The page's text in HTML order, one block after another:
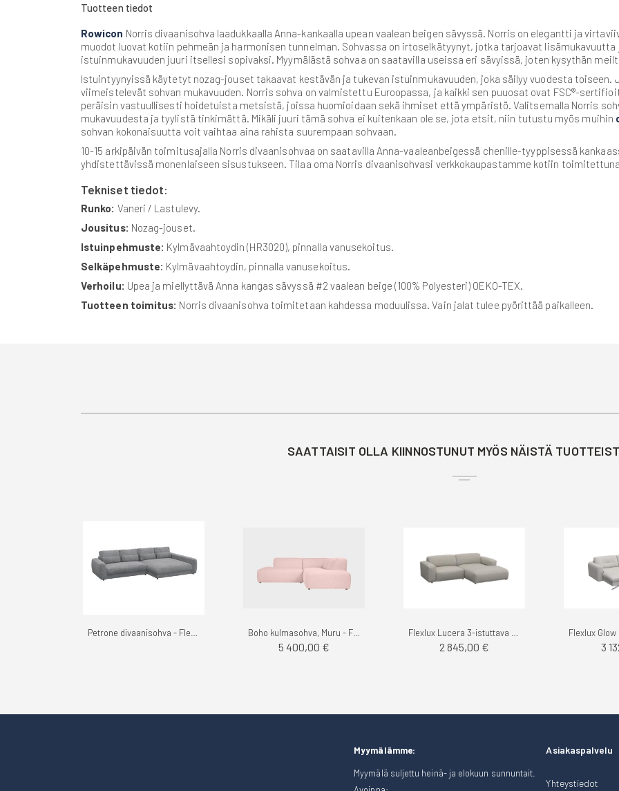
Tuotteen tiedot
Rowicon Norris divaanisohva laadukkaalla Anna-kankaalla upean vaalean beigen sävyssä. Norris on elegantti ja
muodot luovat kotiin pehmeän ja harmonisen tunnelman. Sohvassa on irtoselkätyynyt, jotka tarjoavat
istuinmukavuuden juuri itsellesi sopivaksi. Myymälästä sohvaa on saatavilla useissa eri sävyissä, joten kysythän
Istuintyynyissä käytetyt nozag-jouset takaavat kestävän ja tukevan istuinmukavuuden, joka säilyy vuodesta toiseen.
viimeistelevät sohvan mukavuuden. Norris sohva on valmistettu Euroopassa, ja kaikki sen puuosat ovat FSC®-
peräisin vastuullisesti hoidetuista metsistä, joissa huomioidaan sekä ihmiset että ympäristö. Valitsemalla Norris
mukavuudesta ja tyylistä tinkimättä. Mikäli juuri tämä sohva ei kuitenkaan ole se, jota etsit, niin tutustu myös muihin
sohvan kokonaisuutta voit vaihtaa aina rahista suurempaan sohvaan.
10-15 arkipäivän toimitusajalla Norris divaanisohvaa on saatavilla Anna-vaaleanbeigessä chenille-tyyppisessä
yhdistettävissä monenlaiseen sisustukseen. Tilaa oma Norris divaanisohvasi verkkokaupastamme kotiin
Tekniset tiedot:
Runko: Vaneri / Lastulevy.
Jousitus: Nozag-jouset.
Istuinpehmuste: Kylmävaahtoydin (HR3020), pinnalla vanusekoitus.
Selkäpehmuste: Kylmävaahtoydin, pinnalla vanusekoitus.
Verhoilu: Upea ja miellyttävä Anna kangas sävyssä #2 vaalean beige (100% Polyesteri) OEKO-TEX.
Tuotteen toimitus: Norris divaanisohva toimitetaan kahdessa moduulissa. Vain jalat tulee pyörittää paikalleen.
SAATTAISIT OLLA KIINNOSTUNUT MYÖS NÄISTÄ
5 400,00 € 2 845,00 € 3
Myymälämme:
Myymälä suljettu heinä- ja elokuun sunnuntait.
Asiakaspalvelu
Yhteystiedot